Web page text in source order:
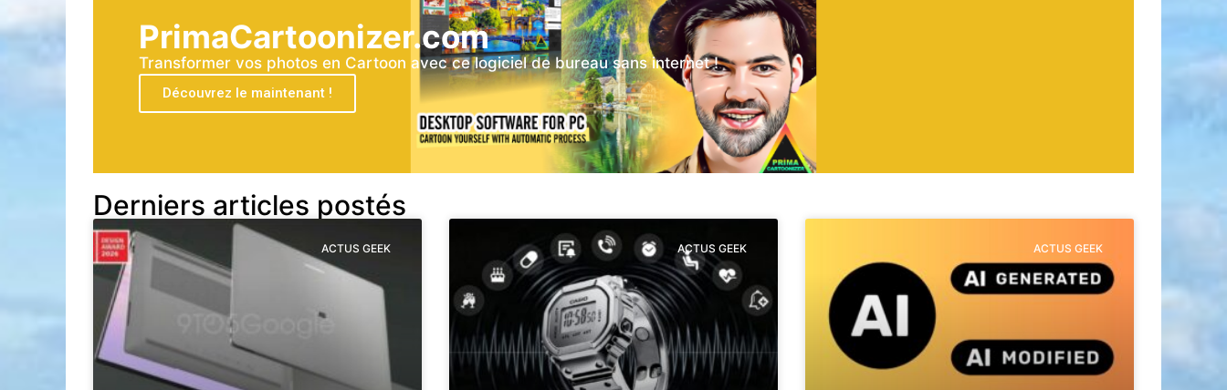
PrimaCartoonizer.com
Transformer vos photos en Cartoon avec ce logiciel de bureau sans internet !
Découvrez le maintenant !
Derniers articles postés
ACTUS GEEK ACTUS GEEK ACTUS GEEK